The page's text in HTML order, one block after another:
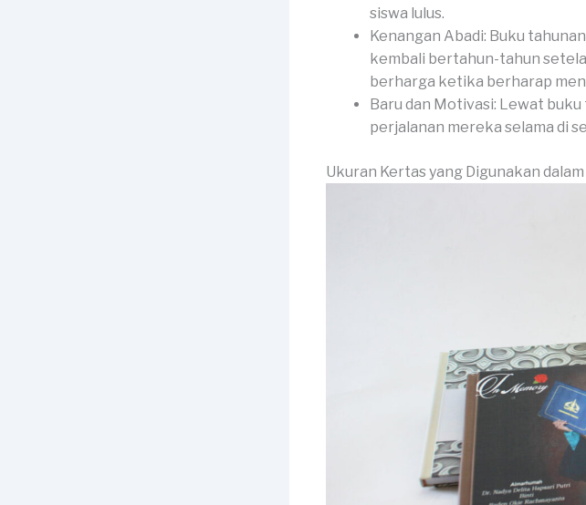
siswa lulus.
Kenangan Abadi: Buku
kembali bertahun-tahun
berharga ketika berharap
Baru dan Motivasi: Lewat
perjalanan mereka selama di
Ukuran Kertas yang Digunakan